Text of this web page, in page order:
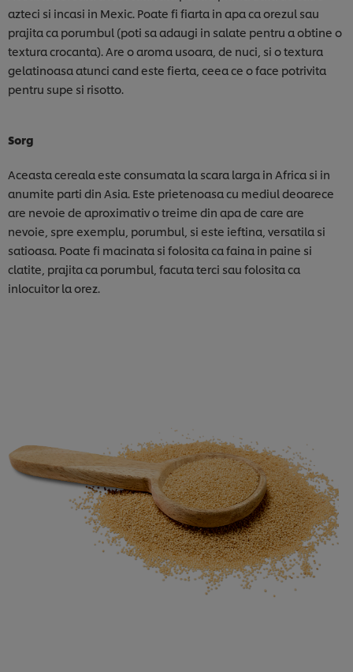
azteci si incasi in Mexic. Poate fi fiarta in apa ca orezul sau
prajita ca porumbul (poti sa adaugi in salate pentru a obtine o
textura crocanta). Are o aroma usoara, de nuci, si o textura
gelatinoasa atunci cand este fierta, ceea ce o face potrivita
pentru supe si risotto.
Sorg
Aceasta cereala este consumata la scara larga in Africa si in
anumite parti din Asia. Este prietenoasa cu mediul deoarece
are nevoie de aproximativ o treime din apa de care are
nevoie, spre exemplu, porumbul, si este ieftina, versatila si
satioasa. Poate fi macinata si folosita ca faina in paine si
clatite, prajita ca porumbul, facuta terci sau folosita ca
inlocuitor la orez.